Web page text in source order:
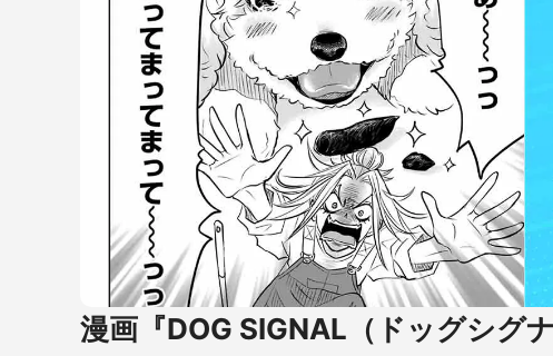
漫画『DOG SIGNAL（ドッグシ